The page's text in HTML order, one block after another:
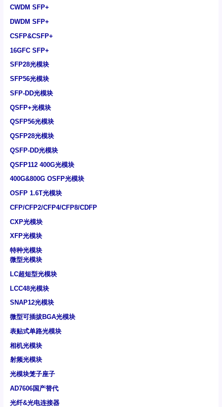
CWDM SFP+
DWDM SFP+
CSFP&CSFP+
16GFC SFP+
SFP28光模块
SFP56光模块
SFP-DD光模块
QSFP+光模块
QSFP56光模块
QSFP28光模块
QSFP-DD光模块
QSFP112 400G光模块
400G&800G OSFP光模块
OSFP 1.6T光模块
CFP/CFP2/CFP4/CFP8/CDFP
CXP光模块
XFP光模块
特种光模块
微型光模块
LC超短型光模块
LCC48光模块
SNAP12光模块
微型可插拔BGA光模块
表贴式单路光模块
相机光模块
射频光模块
光模块笼子座子
AD7606国产替代
光纤&光电连接器